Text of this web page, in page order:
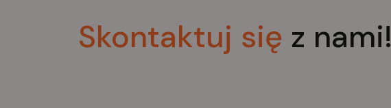
Skontaktuj się z nami!